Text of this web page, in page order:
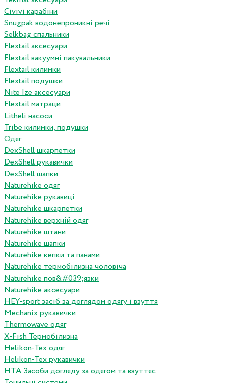
Сivivi карабіни
Snugpak водонепроникні речі
Selkbag спальники
Flextail аксесуари
Flextail вакуумні пакувальники
Flextail килимки
Flextail подушки
Nite Ize аксесуари
Flextail матраци
Litheli насоси
Tribe килимки, подушки
Одяг
DexShell шкарпетки
DexShell рукавички
DexShell шапки
Naturehike одяг
Naturehike рукавиці
Naturehike шкарпетки
Naturehike верхній одяг
Naturehike штани
Naturehike шапки
Naturehike кепки та панами
Naturehike термобілизна чоловіча
Naturehike пов&#039;язки
Naturehike аксесуари
HEY-sport засіб за доглядом одягу і взуття
Mechanix рукавички
Thermowave одяг
X-Fish Термобілизна
Helikon-Tex одяг
Helikon-Tex рукавички
HTA Засоби догляду за одягом та взуттяс